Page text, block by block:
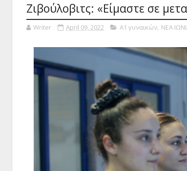
Ζιβούλοβιτς: «Είμαστε σε
Writer April 09, 2022 Α1 γυναικών, ΝΕΑ